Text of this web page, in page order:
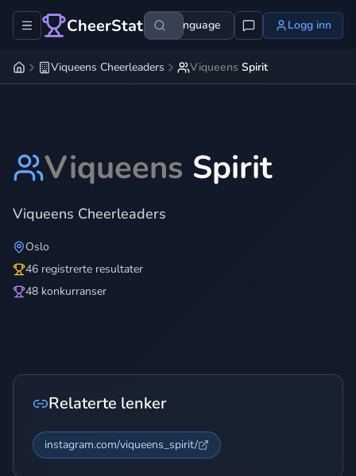
CheerStats Language Logg inn
Viqueens Cheerleaders Viqueens Spirit
Viqueens Spirit
Viqueens Cheerleaders
Oslo
46 registrerte resultater
48 konkurranser
Relaterte lenker
instagram.com/viqueens_spirit/